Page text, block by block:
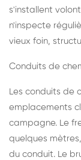
s'installent
n'inspecte
vieux foin,
Conduits de
Les conduits de
emplacements
campagne. Le
quelques
du conduit. Le